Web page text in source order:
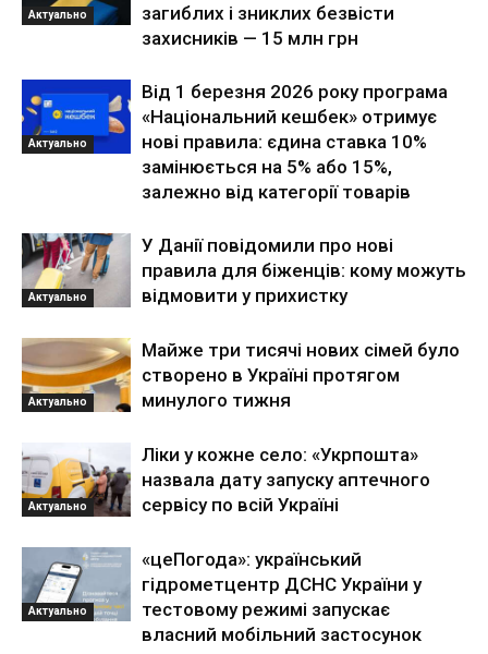
Актуально
загиблих і зниклих безвісти
захисників — 15 млн грн
Актуально
Від 1 березня 2026 року програма
«Національний кешбек» отримує
нові правила: єдина ставка 10%
замінюється на 5% або 15%,
залежно від категорії товарів
Актуально
У Данії повідомили про нові
правила для біженців: кому можуть
відмовити у прихистку
Актуально
Майже три тисячі нових сімей було
створено в Україні протягом
минулого тижня
Актуально
Ліки у кожне село: «Укрпошта»
назвала дату запуску аптечного
сервісу по всій Україні
Актуально
«цеПогода»: український
гідрометцентр ДСНС України у
тестовому режимі запускає
власний мобільний застосунок